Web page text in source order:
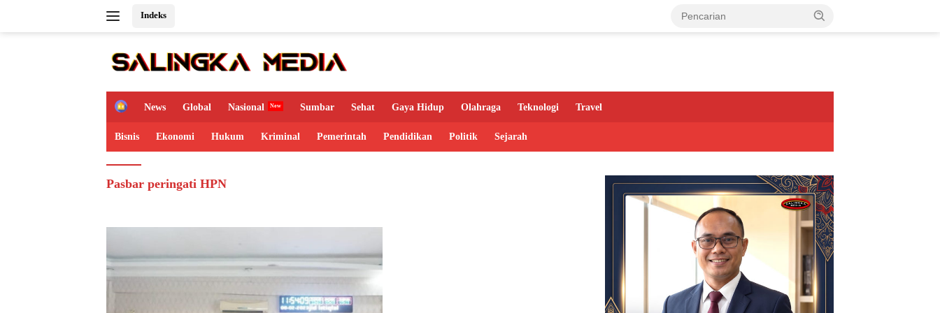
Indeks
H
m
e
News Global Nasional Sumbar Sehat Gaya Hidup Olahraga Teknologi Travel
Bisnis Ekonomi Hukum Kriminal Pemerintah Pendidikan Politik Sejarah
Pasbar peringati HPN